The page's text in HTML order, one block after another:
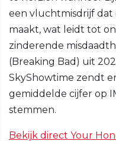
een vluchtmisdrijf dat
maakt, wat leidt tot
zinderende
(Breaking Bad) uit
SkyShowtime zendt
gemiddelde cijfer op
stemmen.
Bekijk direct Your